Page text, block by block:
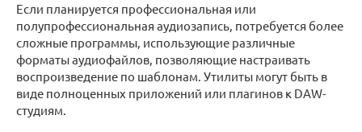
Если планируется профессиональная или
полупрофессиональная аудиозапись, потребуется более
сложные программы, использующие различные
форматы аудиофайлов, позволяющие настраивать
воспроизведение по шаблонам. Утилиты могут быть в
виде полноценных приложений или плагинов к DAW-
студиям.